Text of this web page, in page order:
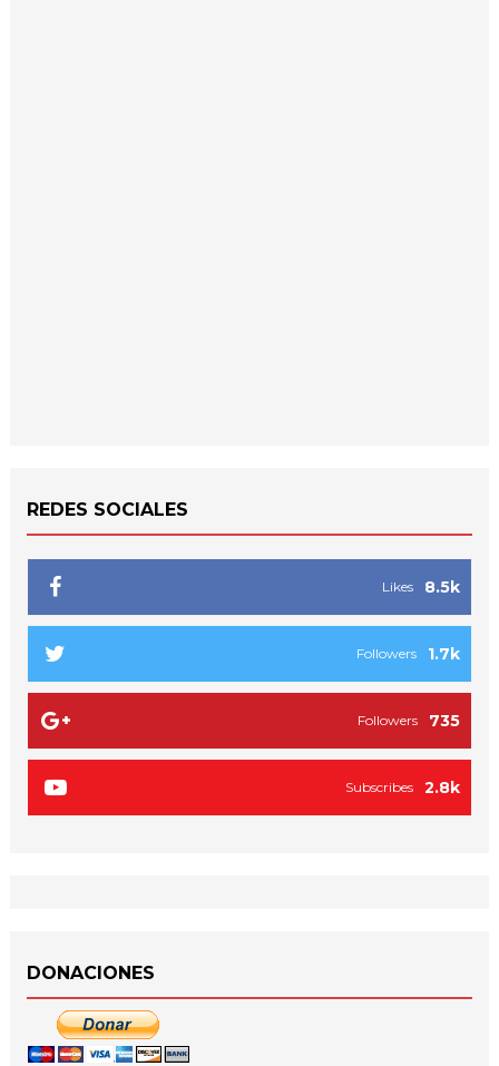
REDES SOCIALES
8.5k
Likes
1.7k
Followers
735
Followers
2.8k
Subscribes
DONACIONES